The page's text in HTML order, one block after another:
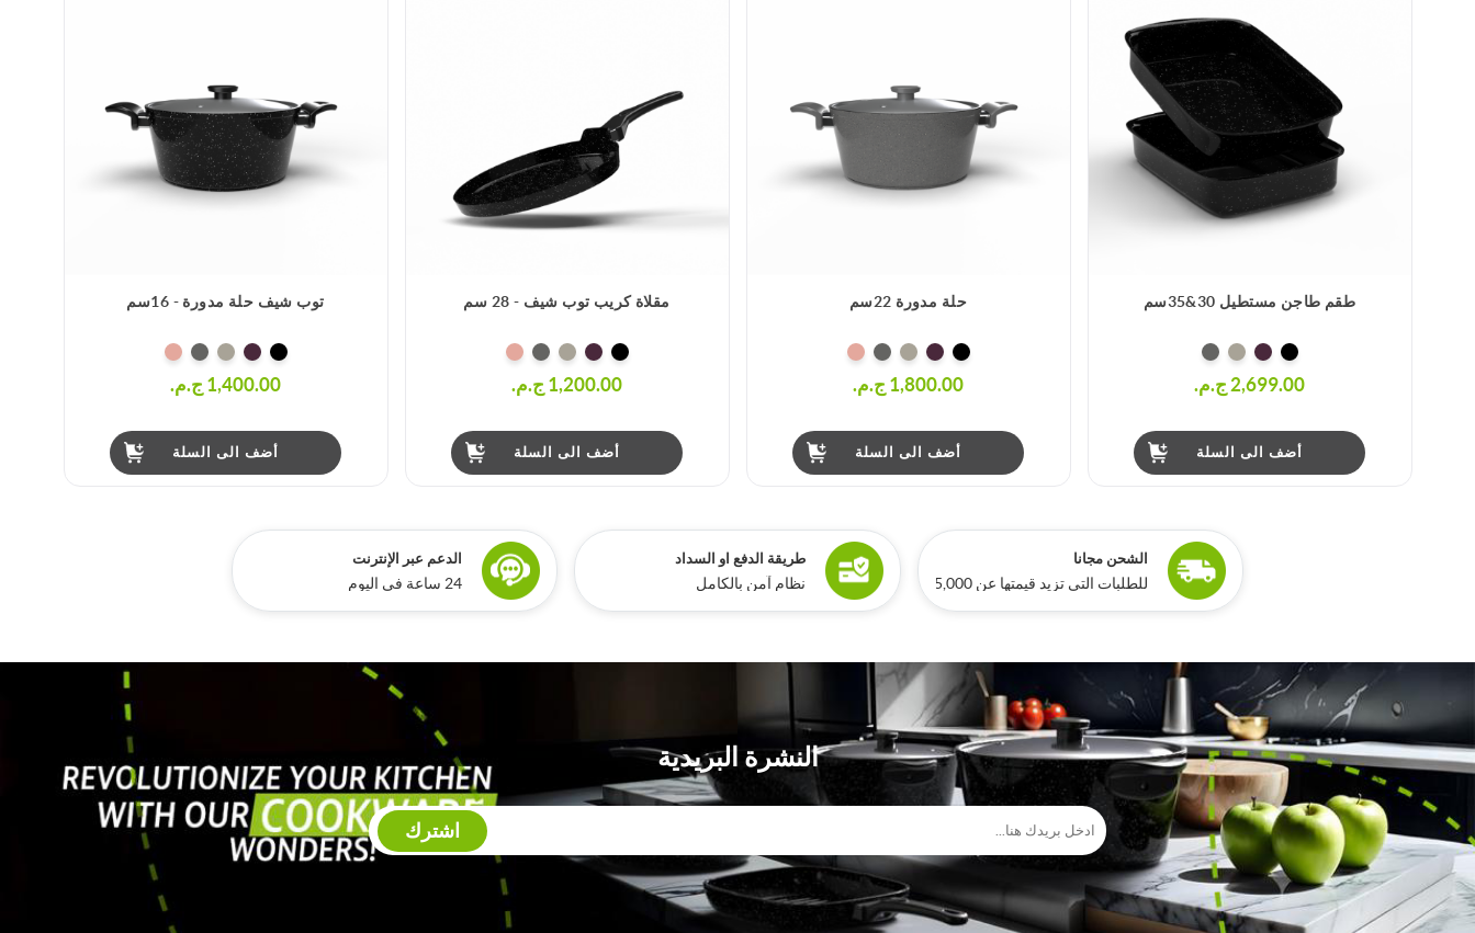
طقم طاجن مستطيل 30&35سم
2,699.00 ج.م.‏
أضف الى السلة
حلة مدورة 22سم
1,800.00 ج.م.‏
أضف الى السلة
مقلاة كريب توب شيف - 28 سم
1,200.00 ج.م.‏
أضف الى السلة
توب شيف حلة مدورة - 16سم
1,400.00 ج.م.‏
أضف الى السلة
ًالشحن مجانا
للطلبات التي تزيد قيمتها عن 15,000 جنيه مصري
طريقة الدفع او السداد
نظام آمن بالكامل
الدعم عبر الإنترنت
24 ساعة في اليوم
النشرة البريدية
اشترك